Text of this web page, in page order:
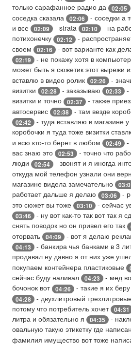
только сарафанное радио да
02:05
соседка сказала
02:06
- соседки а
и все
02:09 - strata 02:10
- на
потихонечку
02:12
-
своем
02:16 - вот варианте как
02:19 - не покажу хотя в
может быть я сюжетик этот вырежи
вставлю в видео ролик
02:26
-
визитки
02:28 - заказываю 02:33
-
визитки и точно
02:37
- также
автосервис
02:38 - там везде
02:42 - туда вставляю в магазине
коробочки я туда тоже визитки
и всю кто-то берет в любом
02:49
-
вас знаю это
02:53
- точно что
люди
02:54 - звонят и я иногда
откуда мой телефон узнали они
магазине видела замечательно
работает дальше я делаю
03:06
-
это сюжет вы тоже
03:10 - сейчас
03:46 - ну вот как-то так вот так я
снять поводок но он привел его так
оторвать
04:09 - вот я делаю
04:13 - банкира чья банками в 3
продавал ну давно я от них уже
покупаем контейнера пластиковые
сейчас буду наливал
04:23
- мед
бочонок вот 04:26 - такие я их
04:28 - двухлитровый
потому что потребитель хочет 04:31
литра и обязательно я
04:35 -
овальную такую этикетку где
фамилия имущество вот тоже